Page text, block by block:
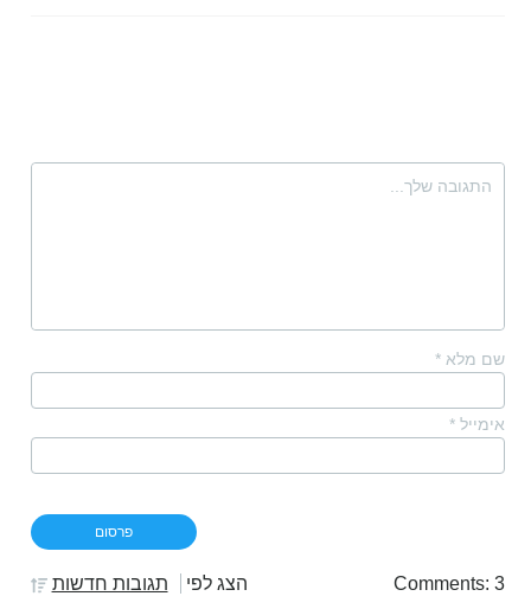
שם מלא *
אימייל *
Comments: 3 הצג לפי תגובות חדשות